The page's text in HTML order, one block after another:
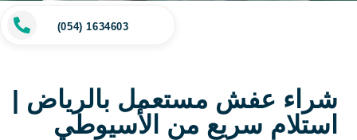
شراء عفش مستعمل بالرياض |
استلام سريع من الأسيوطي
(054) 1634603